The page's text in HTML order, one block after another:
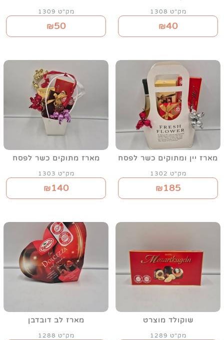
מק"ט 1308
₪40
מק"ט 1309
₪50
מארז יין ומתוקים כשר לפסח
מק"ט 1302
₪185
מארז מתוקים כשר לפסח
מק"ט 1303
₪140
שוקולד מוצרט
מק"ט 1289
מארז לב דובדבן
מק"ט 1288